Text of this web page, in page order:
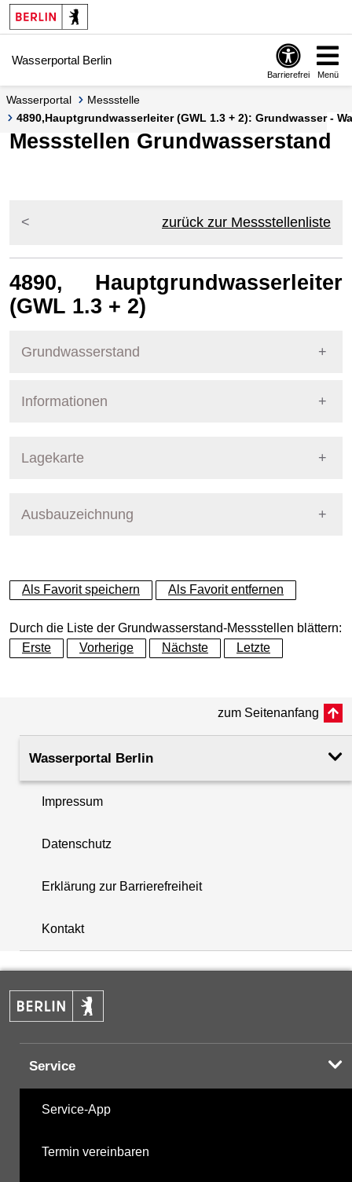
Springe zur Navigation
Springe zum Inhalt
Wasserportal Berlin
Barrierefrei Menü
Wasserportal
Messstelle
4890,Hauptgrundwasserleiter (GWL 1.3 + 2): Grundwasser -
Messstellen Grundwasserstand
zurück zur Messstellenliste
4890, Hauptgrundwasserleiter
(GWL 1.3 + 2)
Grundwasserstand
Dynamische Grafik
Informationen
Nummer
Ausprägung GW-Stand, tagesaktuell
Grundwasserleiter Hauptgrundwasserleiter
Rohroberkante
(m ü. NHN)
52.75
Filteroberkante
(m u. GOK)
Lagekarte
+
+
−
Ausbauzeichnung
Als Favorit speichern Als Favorit entfernen
Durch die Liste der Grundwasserstand-Messstellen blättern:
Erste
Vorherige Nächste Letzte
zum Seitenanfang
Wasserportal Berlin
Impressum
Datenschutz
Erklärung zur Barrierefreiheit
Kontakt
Service
Service-App
Termin vereinbaren